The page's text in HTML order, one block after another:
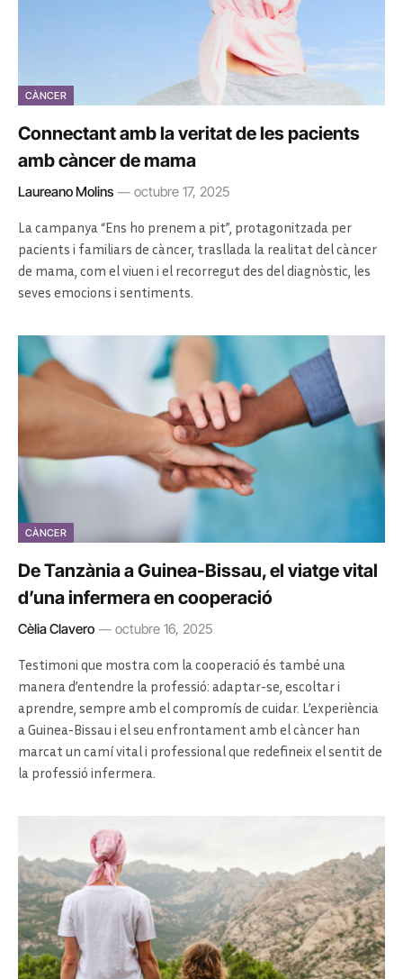
CÀNCER
Connectant amb la veritat de les pacients
amb càncer de mama
Laureano Molins octubre 17, 2025
La campanya “Ens ho prenem a pit”, protagonitzada per
pacients i familiars de càncer, trasllada la realitat del càncer
de mama, com el viuen i el recorregut des del diagnòstic, les
seves emocions i sentiments.
CÀNCER
De Tanzània a Guinea-Bissau, el viatge vital
d’una infermera en cooperació
Cèlia Clavero octubre 16, 2025
Testimoni que mostra com la cooperació és també una
manera d’entendre la professió: adaptar-se, escoltar i
aprendre, sempre amb el compromís de cuidar. L’experiència
a Guinea-Bissau i el seu enfrontament amb el càncer han
marcat un camí vital i professional que redefineix el sentit de
la professió infermera.